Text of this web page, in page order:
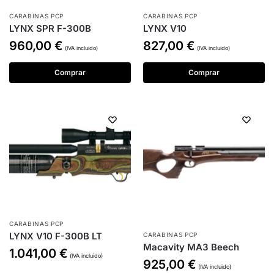
CARABINAS PCP
LYNX SPR F-300B
960,00 € (IVA incluido)
Comprar
CARABINAS PCP
LYNX V10
827,00 € (IVA incluido)
Comprar
CARABINAS PCP
LYNX V10 F-300B LT
1.041,00 € (IVA incluido)
CARABINAS PCP
Macavity MA3 Beech
925,00 € (IVA incluido)